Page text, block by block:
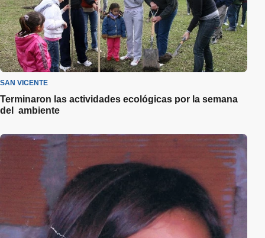
SAN VICENTE
Terminaron las actividades ecológicas por la semana
del ambiente